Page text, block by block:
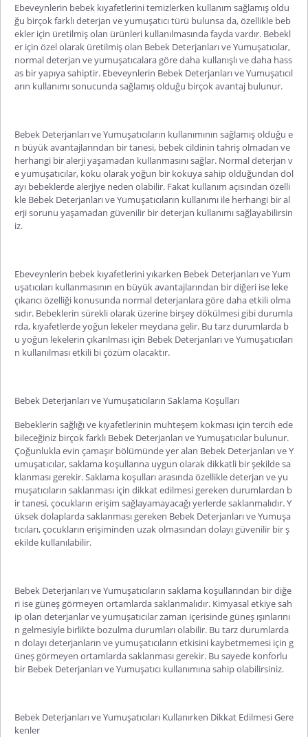
Ebeveynlerin bebek kıyafetlerini temizlerken kullanım sağlamış oldu
ğu birçok farklı deterjan ve yumuşatıcı türü bulunsa da, özellikle beb
ekler için üretilmiş olan ürünleri kullanılmasında fayda vardır. Bebekl
er için özel olarak üretilmiş olan Bebek Deterjanları ve Yumuşatıcılar,
normal deterjan ve yumuşatıcalara göre daha kullanışlı ve daha hass
as bir yapıya sahiptir. Ebeveynlerin Bebek Deterjanları ve Yumuşatıcıl
arın kullanımı sonucunda sağlamış olduğu birçok avantaj bulunur.
Bebek Deterjanları ve Yumuşatıcıların kullanımının sağlamış olduğu e
n büyük avantajlarından bir tanesi, bebek cildinin tahriş olmadan ve
herhangi bir alerji yaşamadan kullanmasını sağlar. Normal deterjan v
e yumuşatıcılar, koku olarak yoğun bir kokuya sahip olduğundan dol
ayı bebeklerde alerjiye neden olabilir. Fakat kullanım açısından özelli
kle Bebek Deterjanları ve Yumuşatıcıların kullanımı ile herhangi bir al
erji sorunu yaşamadan güvenilir bir deterjan kullanımı sağlayabilirsin
iz.
Ebeveynlerin bebek kıyafetlerini yıkarken Bebek Deterjanları ve Yum
uşatıcıları kullanmasının en büyük avantajlarından bir diğeri ise leke
çıkarıcı özelliği konusunda normal deterjanlara göre daha etkili olma
sıdır. Bebeklerin sürekli olarak üzerine birşey dökülmesi gibi durumla
rda, kıyafetlerde yoğun lekeler meydana gelir. Bu tarz durumlarda b
u yoğun lekelerin çıkarılması için Bebek Deterjanları ve Yumuşatıcıları
n kullanılması etkili bi çözüm olacaktır.
Bebek Deterjanları ve Yumuşatıcıların Saklama Koşulları
Bebeklerin sağlığı ve kıyafetlerinin muhteşem kokması için tercih ede
bileceğiniz birçok farklı Bebek Deterjanları ve Yumuşatıcılar bulunur.
Çoğunlukla evin çamaşır bölümünde yer alan Bebek Deterjanları ve Y
umuşatıcılar, saklama koşullarına uygun olarak dikkatli bir şekilde sa
klanması gerekir. Saklama koşulları arasında özellikle deterjan ve yu
muşatıcıların saklanması için dikkat edilmesi gereken durumlardan b
ir tanesi, çocukların erişim sağlayamayacağı yerlerde saklanmalıdır. Y
üksek dolaplarda saklanması gereken Bebek Deterjanları ve Yumuşa
tıcıları, çocukların erişiminden uzak olmasından dolayı güvenilir bir ş
ekilde kullanılabilir.
Bebek Deterjanları ve Yumuşatıcıların saklama koşullarından bir diğe
ri ise güneş görmeyen ortamlarda saklanmalıdır. Kimyasal etkiye sah
ip olan deterjanlar ve yumuşatıcılar zaman içerisinde güneş ışınlarını
n gelmesiyle birlikte bozulma durumları olabilir. Bu tarz durumlarda
n dolayı deterjanların ve yumuşatıcıların etkisini kaybetmemesi için g
üneş görmeyen ortamlarda saklanması gerekir. Bu sayede konforlu
bir Bebek Deterjanları ve Yumuşatıcı kullanımına sahip olabilirsiniz.
Bebek Deterjanları ve Yumuşatıcıları Kullanırken Dikkat Edilmesi Gere
kenler